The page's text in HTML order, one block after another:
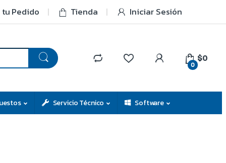
tu Pedido Tienda Iniciar Sesión
0
$0
Servicio Técnico Software